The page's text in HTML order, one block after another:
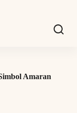
Amaran